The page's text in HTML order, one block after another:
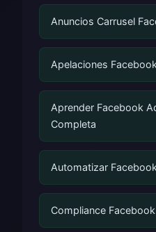
Anuncios Carrusel
Apelaciones
Aprender Facebook
Completa
Automatizar
Compliance